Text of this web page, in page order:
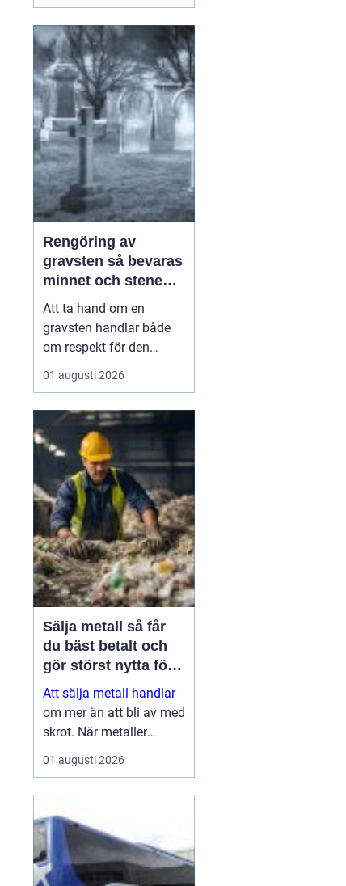
söker
Rengöring av
gravsten så bevaras
minnet och stenen
håller längre
Att ta hand om en
gravsten handlar både
om respekt för den
avlidna och om att
bevara en viktig plats för
Med rätt skötsel kan en
gravsten hålla sig vacker
i många år, oavsett om
den står på en solig
kulle, i skuggan under
stora...
01 augusti 2026
Sälja metall så får
du bäst betalt och
gör störst nytta för
miljön
Att sälja metall handlar
om mer än att bli av med
skrot. När metaller
återvinns sparas stora
mängder energi, råvaror
och företag få en stabil
inkomstkälla geno...
01 augusti 2026